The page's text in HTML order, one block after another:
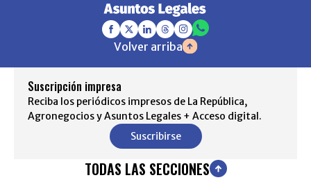
Volver arriba
Suscripción impresa
Reciba los periódicos impresos de La República,
Agronegocios y Asuntos Legales + Acceso digital.
Suscribirse
TODAS LAS SECCIONES